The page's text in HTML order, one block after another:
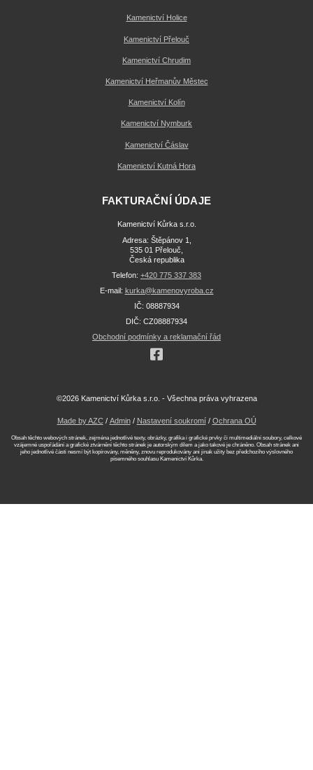
Kamenictví Holice
Kamenictví Přelouč
Kamenictví Chrudim
Kamenictví Heřmanův Městec
Kamenictví Kolín
Kamenictví Nymburk
Kamenictví Čáslav
Kamenictví Kutná Hora
FAKTURAČNÍ ÚDAJE
Kamenictví Kůrka s.r.o.
Adresa: Štěpánov 1,
535 01 Přelouč,
Česká republika
Telefon: +420 775 337 383
E-mail: kurka@kamenovyroba.cz
IČ: 08887934
DIČ: CZ08887934
Obchodní podmínky a reklamační řád
©2026 Kamenictví Kůrka s.r.o. - Všechna práva vyhrazena
Made by AZC/ Admin/ Nastavení soukromí/ Ochrana OÚ
Obsah těchto webových stránek, zejména jednotlivé texty, obrázky, grafika i grafické prvky či multimediální soubory, celkové
vzájemné uspořádání a grafické ztvárnění těchto stránek je autorským dílem a jako takové je chráněno. Obsah stránek ani
jeho jednotlivé části nesmí být kopírovány, měněny, znovu reprodukovány ani jinak užity bez předchozího výslovného
písemného souhlasu Kamenictví Kůrka.